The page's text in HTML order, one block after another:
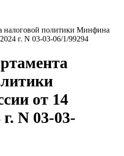
налоговой политики Минфина
г. N 03-03-06/1/99294
от 14
N 03-03-